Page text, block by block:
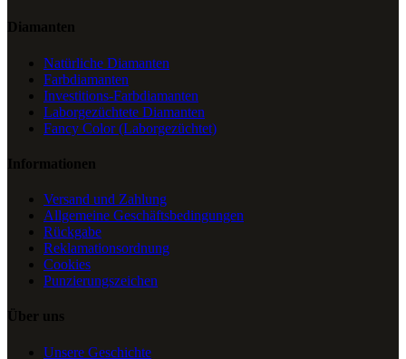
Diamanten
Natürliche Diamanten
Farbdiamanten
Investitions-Farbdiamanten
Laborgezüchtete Diamanten
Fancy Color (Laborgezüchtet)
Informationen
Versand und Zahlung
Allgemeine Geschäftsbedingungen
Rückgabe
Reklamationsordnung
Cookies
Punzierungszeichen
Über uns
Unsere Geschichte